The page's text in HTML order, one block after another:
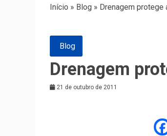
Início » Blog » Drenagem protege
Blog
Drenagem
21 de outubro de 2011